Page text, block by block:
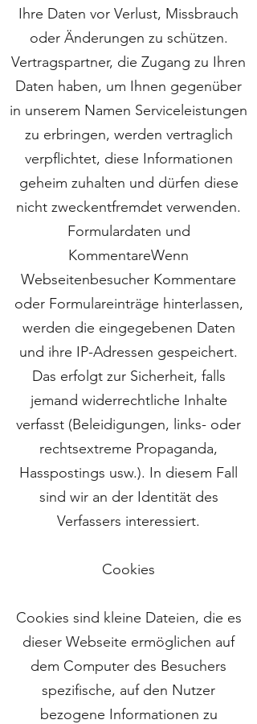
Ihre Daten vor Verlust, Missbrauch
oder Änderungen zu schützen.
Vertragspartner, die Zugang zu Ihren
Daten haben, um Ihnen gegenüber
in unserem Namen Serviceleistungen
zu erbringen, werden vertraglich
verpflichtet, diese Informationen
geheim zuhalten und dürfen diese
nicht zweckentfremdet verwenden.
Formulardaten und
KommentareWenn
Webseitenbesucher Kommentare
oder Formulareinträge hinterlassen,
werden die eingegebenen Daten
und ihre IP-Adressen gespeichert.
Das erfolgt zur Sicherheit, falls
jemand widerrechtliche Inhalte
verfasst (Beleidigungen, links- oder
rechtsextreme Propaganda,
Hasspostings usw.). In diesem Fall
sind wir an der Identität des
Verfassers interessiert.
Cookies
Cookies sind kleine Dateien, die es
dieser Webseite ermöglichen auf
dem Computer des Besuchers
spezifische, auf den Nutzer
bezogene Informationen zu